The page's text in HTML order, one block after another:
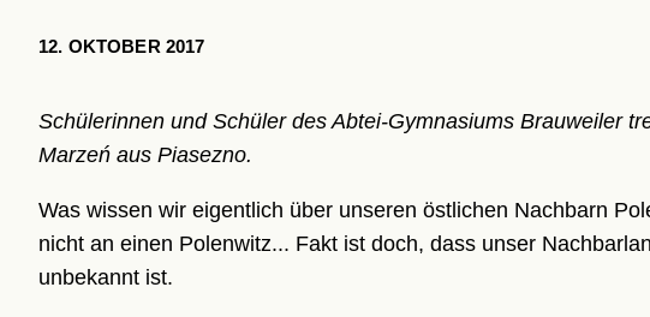
12. OKTOBER 2017
Schülerinnen und Schüler des Abtei-Gymnasiums Brauweiler
Marzeń aus Piasezno.
Was wissen wir eigentlich über unseren östlichen Nachbarn
nicht an einen Polenwitz... Fakt ist doch, dass unser
unbekannt ist.